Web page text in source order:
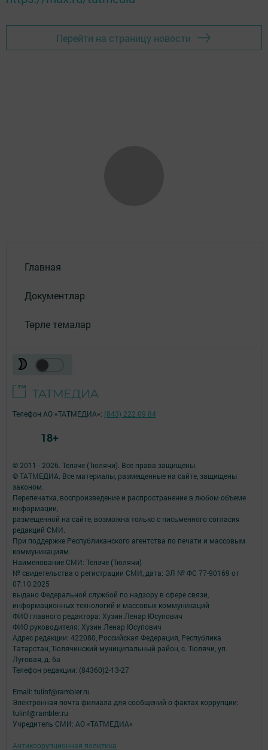
Перейти на страницу новости
Главная
Документлар
Төрле темалар
© 2011 - 2026. Теләче (Тюлячи). Все права защищены.
© ТАТМЕДИА. Все материалы, размещенные на сайте, защищены
законом.
Перепечатка, воспроизведение и распространение в любом объеме
информации,
размещенной на сайте, возможна только с письменного согласия
редакций СМИ.
При поддержке Республиканского агентства по печати и массовым
коммуникациям.
Наименование СМИ: Теләче (Тюлячи)
№ свидетельства о регистрации СМИ, дата: ЭЛ № ФС 77-90169 от
07.10.2025
выдано Федеральной службой по надзору в сфере связи,
информационных технологий и массовых коммуникаций
ФИО главного редактора: Хузин Ленар Юсупович
ФИО руководителя: Хузин Ленар Юсупович
Адрес редакции: 422080, Российская Федерация, Республика
Татарстан, Тюлячинский муниципальный район, с. Тюлячи, ул.
Луговая, д. 6а
Телефон редакции: (84360)2-⁠13-⁠27
Email: tulinf@rambler.ru
Электронная почта филиала для сообщений о фактах коррупции:
tulinf@rambler.ru
Учредитель СМИ: АО «ТАТМЕДИА»
Антикоррупционная политика
Телефон АО «ТАТМЕДИА»: (843) 222 09 84
18+